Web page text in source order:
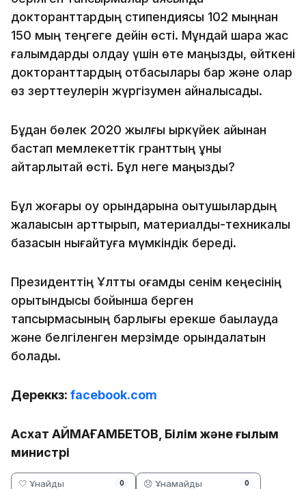
докторанттардың стипендиясы 102 мыңнан
150 мың теңгеге дейін өсті. Мұндай шара жас
ғалымдарды қолдау үшін өте маңызды, өйткені
докторанттардың отбасылары бар және олар
өз зерттеулерін жүргізумен айналысады.
Бұдан бөлек 2020 жылғы қыркүйек айынан
бастап мемлекеттік гранттың құны
айтарлықтай өсті. Бұл неге маңызды?
Бұл жоғары оқу орындарына оқытушылардың
жалақысын арттырып, материалдық-техникалық
базасын нығайтуға мүмкіндік береді.
Президенттің Ұлттық қоғамдық сенім кеңесінің
қорытындысы бойынша берген
тапсырмасының барлығы ерекше бақылауда
және белгіленген мерзімде орындалатын
болады.
Дереккөз: facebook.com
Асхат АЙМАҒАМБЕТОВ, Білім және ғылым
министрі
🤍 Ұнайды 0 😞 Ұнамайды 0